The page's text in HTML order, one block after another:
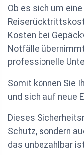
Ob es sich um eine
Kosten bei
Notfälle
professionelle
Somit können Sie
und sich auf neue
Dieses
Schutz, sondern
das unbezahlbar